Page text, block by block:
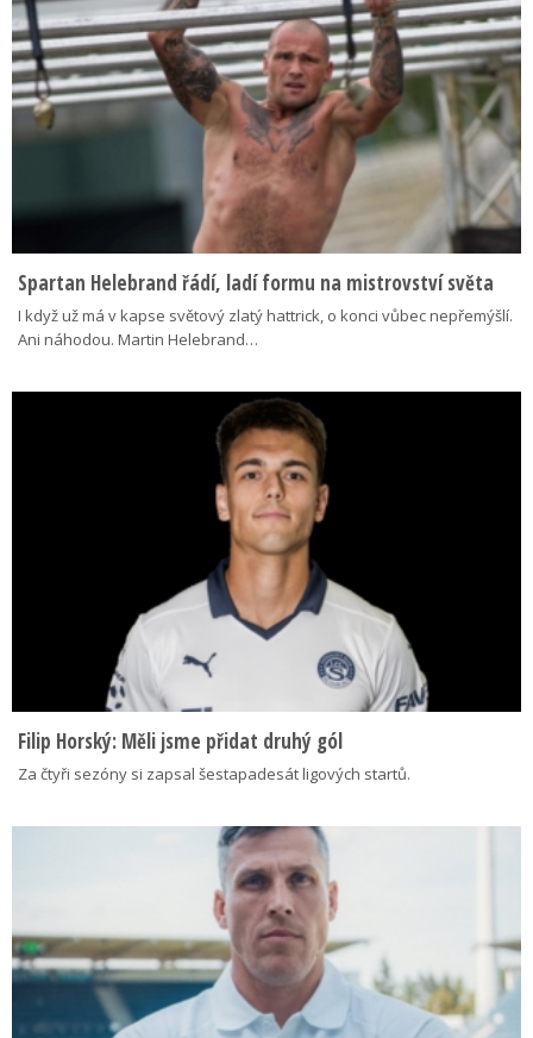
Spartan Helebrand řádí, ladí formu na mistrovství světa
I když už má v kapse světový zlatý hattrick, o konci vůbec nepřemýšlí.
Ani náhodou. Martin Helebrand…
Filip Horský: Měli jsme přidat druhý gól
Za čtyři sezóny si zapsal šestapadesát ligových startů.